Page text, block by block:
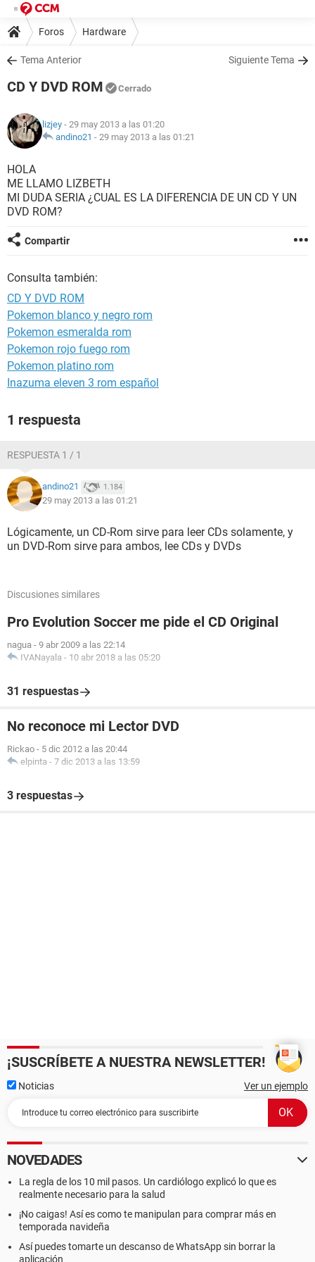
Foros Hardware
Tema Anterior Siguiente Tema
CD Y DVD ROM Cerrado
lizjey - 29 may 2013 a las 01:20
andino21 - 29 may 2013 a las 01:21
HOLA
ME LLAMO LIZBETH
MI DUDA SERIA ¿CUAL ES LA DIFERENCIA DE UN CD Y UN
DVD ROM?
Compartir
Consulta también:
CD Y DVD ROM
Pokemon blanco y negro rom
Pokemon esmeralda rom
Pokemon rojo fuego rom
Pokemon platino rom
Inazuma eleven 3 rom español
1 respuesta
RESPUESTA 1 / 1
andino21 1.184
29 may 2013 a las 01:21
Lógicamente, un CD-Rom sirve para leer CDs solamente, y
un DVD-Rom sirve para ambos, lee CDs y DVDs
Discusiones similares
Pro Evolution Soccer me pide el CD Original
nagua - 9 abr 2009 a las 22:14
IVANayala - 10 abr 2018 a las 05:20
31 respuestas
No reconoce mi Lector DVD
Rickao - 5 dic 2012 a las 20:44
elpinta - 7 dic 2013 a las 13:59
3 respuestas
¡SUSCRÍBETE A NUESTRA NEWSLETTER!
Noticias Ver un ejemplo
NOVEDADES
La regla de los 10 mil pasos. Un cardiólogo explicó lo que es
realmente necesario para la salud
¡No caigas! Así es como te manipulan para comprar más en
temporada navideña
Así puedes tomarte un descanso de WhatsApp sin borrar la
aplicación